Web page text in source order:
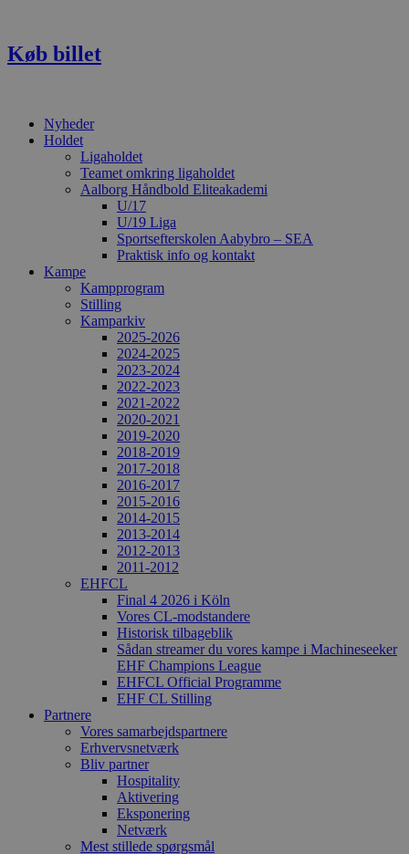
indhold
Køb billet
Nyheder
Holdet
Ligaholdet
Teamet omkring ligaholdet
Aalborg Håndbold Eliteakademi
U/17
U/19 Liga
Sportsefterskolen Aabybro – SEA
Praktisk info og kontakt
Kampe
Kampprogram
Stilling
Kamparkiv
2025-2026
2024-2025
2023-2024
2022-2023
2021-2022
2020-2021
2019-2020
2018-2019
2017-2018
2016-2017
2015-2016
2014-2015
2013-2014
2012-2013
2011-2012
EHFCL
Final 4 2026 i Köln
Vores CL-modstandere
Historisk tilbageblik
Sådan streamer du vores kampe i Machineseeker
EHF Champions League
EHFCL Official Programme
EHF CL Stilling
Partnere
Vores samarbejdspartnere
Erhvervsnetværk
Bliv partner
Hospitality
Aktivering
Eksponering
Netværk
Mest stillede spørgsmål